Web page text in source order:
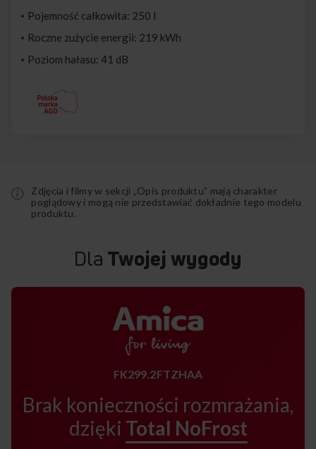
Pojemność całkowita: 250 l
Roczne zużycie energii: 219 kWh
Poziom hałasu: 41 dB
Zdjęcia i filmy w sekcji „Opis produktu” mają charakter
poglądowy i mogą nie przedstawiać dokładnie tego modelu
produktu.
Dla Twojej wygody
FK299.2FTZHAA
Brak konieczności rozmrażania,
dzięki Total NoFrost